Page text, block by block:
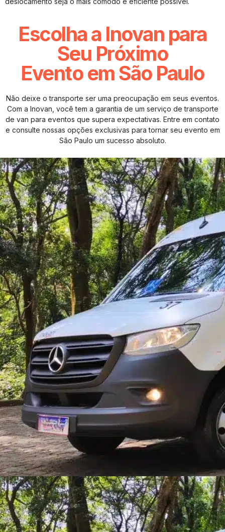
Escolha a Inovan para
Seu Próximo
Evento em São Paulo
Não deixe o transporte ser uma preocupação em seus eventos.
Com a Inovan, você tem a garantia de um serviço de transporte
de van para eventos que supera expectativas. Entre em contato
e consulte nossas opções exclusivas para tornar seu evento em
São Paulo um sucesso absoluto.